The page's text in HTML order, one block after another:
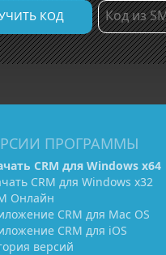
ПРОГРАММЫ
CRM для Windows х64
CRM для Windows х32
Онлайн
CRM для Mac OS
CRM для iOS
версий